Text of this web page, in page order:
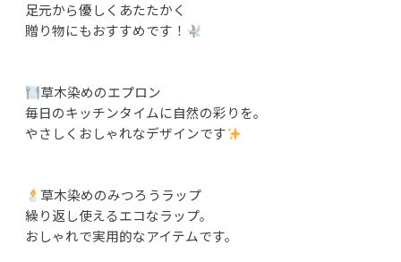
足元から優しくあたたかく
贈り物にもおすすめです！
草木染めのエプロン
毎日のキッチンタイムに自然の彩りを。
やさしくおしゃれなデザインです
草木染めのみつろうラップ
繰り返し使えるエコなラップ。
おしゃれで実用的なアイテムです。